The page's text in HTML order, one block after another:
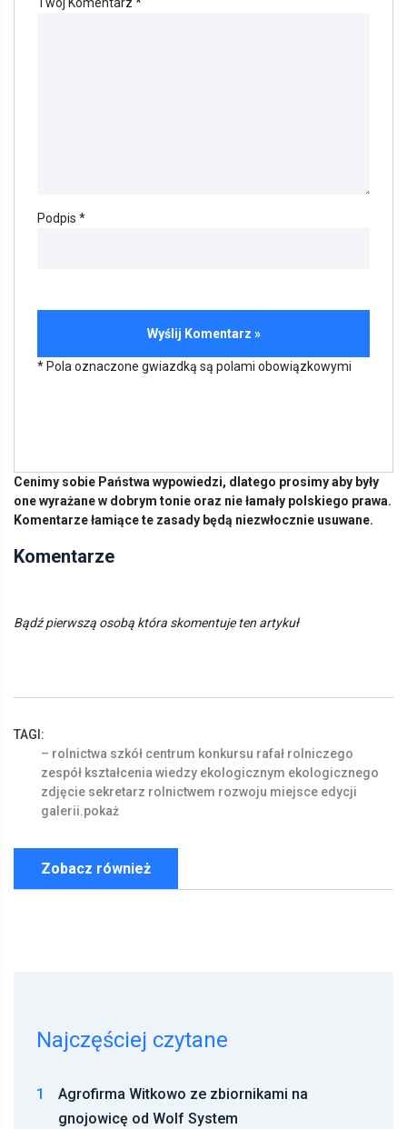
Twój Komentarz *
Podpis *
* Pola oznaczone gwiazdką są polami obowiązkowymi
Cenimy sobie Państwa wypowiedzi, dlatego prosimy aby były
one wyrażane w dobrym tonie oraz nie łamały polskiego prawa.
Komentarze łamiące te zasady będą niezwłocznie usuwane.
Komentarze
Bądź pierwszą osobą która skomentuje ten artykuł
TAGI:
– rolnictwa szkół centrum konkursu rafał rolniczego
zespół kształcenia wiedzy ekologicznym ekologicznego
zdjęcie sekretarz rolnictwem rozwoju miejsce edycji
galerii.pokaż
Zobacz również
Najczęściej czytane
1
Agrofirma Witkowo ze zbiornikami na
gnojowicę od Wolf System